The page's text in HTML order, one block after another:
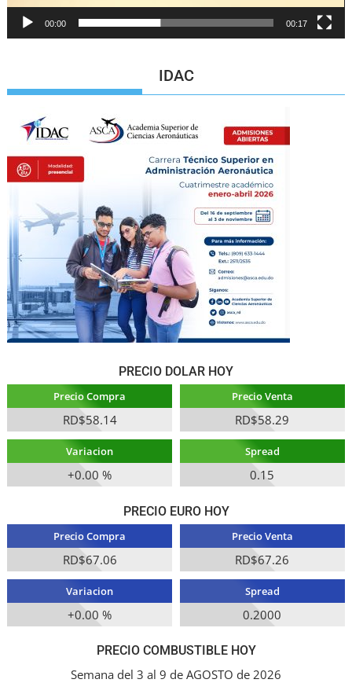
00:00 00:17
IDAC
PRECIO DOLAR HOY
Precio Compra
RD$58.14
Precio Venta
RD$58.29
Variacion
+0.00 %
Spread
0.15
PRECIO EURO HOY
Precio Compra
RD$67.06
Precio Venta
RD$67.26
Variacion
+0.00 %
Spread
0.2000
PRECIO COMBUSTIBLE HOY
Semana del 3 al 9 de AGOSTO de 2026